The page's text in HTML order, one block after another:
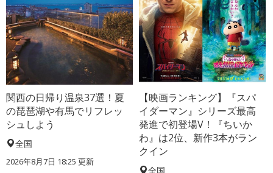
関西の日帰り温泉37選！夏
の琵琶湖や有馬でリフレッ
シュしよう
全国
2026年8月7日 18:25 更新
【映画ランキング】『スパ
イダーマン』シリーズ最高
発進で初登場V！『ちいか
わ』は2位、新作3本がラン
クイン
全国